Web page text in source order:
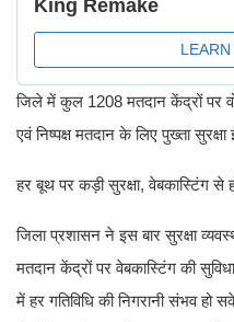
जिले में कुल 1208 मतदान केंद्रों पर
एवं निष्पक्ष मतदान के लिए पुख्ता
हर बूथ पर कड़ी सुरक्षा, वेबकास्टिंग से
जिला प्रशासन ने इस बार सुरक्षा
मतदान केंद्रों पर वेबकास्टिंग की
में हर गतिविधि की निगरानी संभव